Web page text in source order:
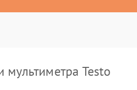
мультиметра Testo